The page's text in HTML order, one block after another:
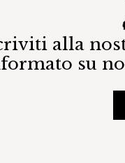
alla
su